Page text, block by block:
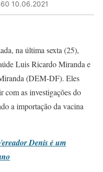
10.06.2021
na última sexta (25),
Luis Ricardo Miranda e
(DEM-DF). Eles
com as investigações do
a importação da vacina
Denis é um